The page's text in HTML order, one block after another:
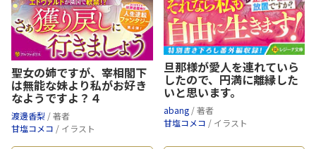
聖女の姉ですが、宰相閣下
は無能な妹より私がお好き
なようですよ？４
渡邊香梨 / 著者
甘塩コメコ / イラスト
旦那様が愛人を連れていら
したので、円満に離縁した
いと思います。
abang / 著者
甘塩コメコ / イラスト